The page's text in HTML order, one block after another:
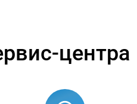
центра